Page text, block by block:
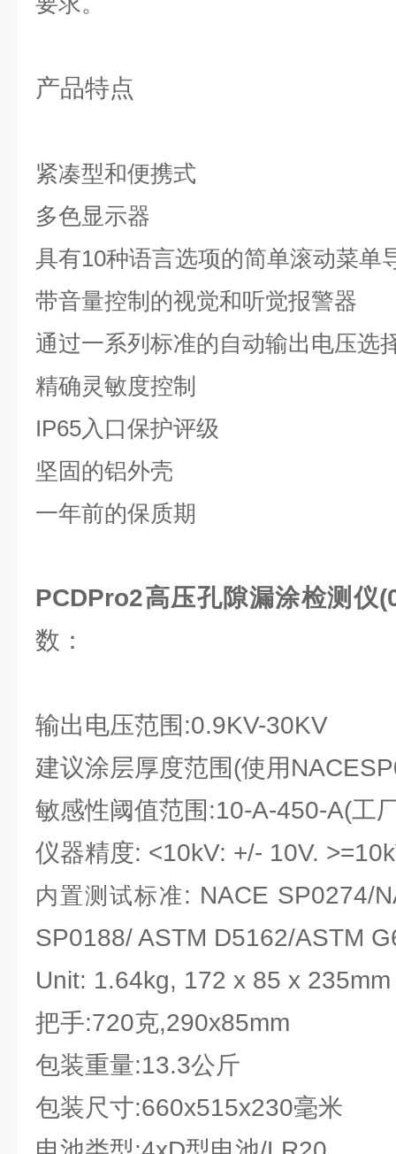
产品特点
紧凑型和便携式
多色显示器
具有10种语言选项的简单滚动菜单
带音量控制的视觉和听觉报警器
通过一系列标准的自动输出电压选
精确灵敏度控制
IP65入口保护评级
坚固的铝外壳
一年前的保质期
PCDPro2高压孔隙漏涂检测仪
数：
输出电压范围:0.9KV-30KV
建议涂层厚度范围(使用
敏感性阈值范围:10-A-450-A(工
仪器精度: <10kV: +/- 10V.
内置测试标准: NACE SP0274/
SP0188/ ASTM D5162/ASTM
Unit: 1.64kg, 172 x 85 x 235mm
把手:720克,290x85mm
包装重量:13.3公斤
包装尺寸:660x515x230毫米